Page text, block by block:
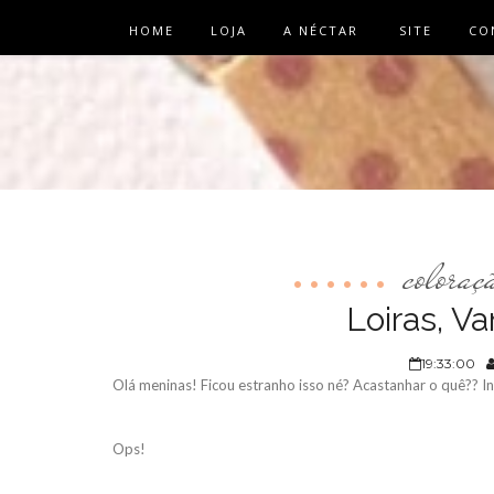
HOME LOJA A NÉCTAR SITE
Loiras,
19:33:00
Olá meninas! Ficou estranho isso né? Acastanhar o quê??
Ops!